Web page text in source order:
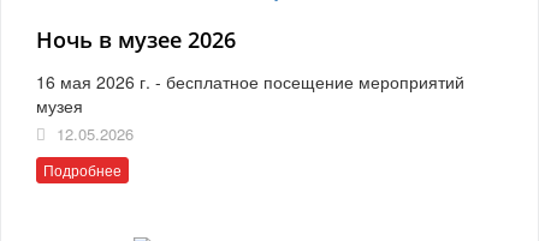
Ночь в музее 2026
16 мая 2026 г. - бесплатное посещение мероприятий
музея
12.05.2026
Подробнее